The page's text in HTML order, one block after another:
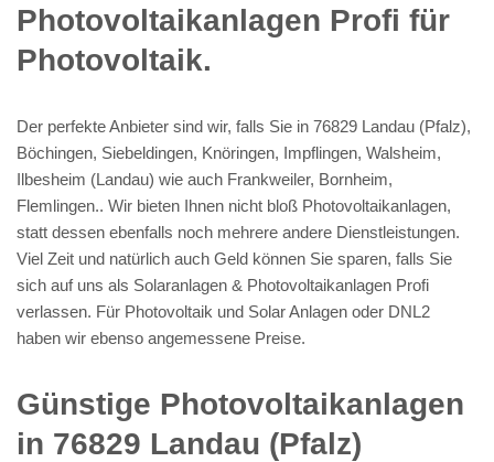
Photovoltaikanlagen Profi für
Photovoltaik.
Der perfekte Anbieter sind wir, falls Sie in 76829 Landau (Pfalz),
Böchingen, Siebeldingen, Knöringen, Impflingen, Walsheim,
Ilbesheim (Landau) wie auch Frankweiler, Bornheim,
Flemlingen.. Wir bieten Ihnen nicht bloß Photovoltaikanlagen,
statt dessen ebenfalls noch mehrere andere Dienstleistungen.
Viel Zeit und natürlich auch Geld können Sie sparen, falls Sie
sich auf uns als Solaranlagen & Photovoltaikanlagen Profi
verlassen. Für Photovoltaik und Solar Anlagen oder DNL2
haben wir ebenso angemessene Preise.
Günstige Photovoltaikanlagen
in 76829 Landau (Pfalz)